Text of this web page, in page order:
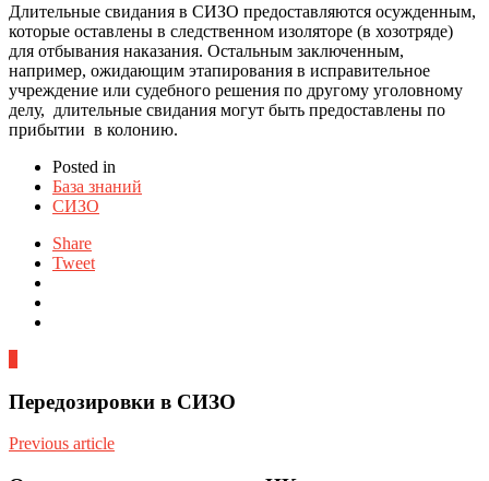
Длительные свидания в СИЗО предоставляются осужденным,
которые оставлены в следственном изоляторе (в хозотряде)
для отбывания наказания. Остальным заключенным,
например, ожидающим этапирования в исправительное
учреждение или судебного решения по другому уголовному
делу, длительные свидания могут быть предоставлены по
прибытии в колонию.
Posted in
База знаний
СИЗО
Share
Tweet
Передозировки в СИЗО
Previous article